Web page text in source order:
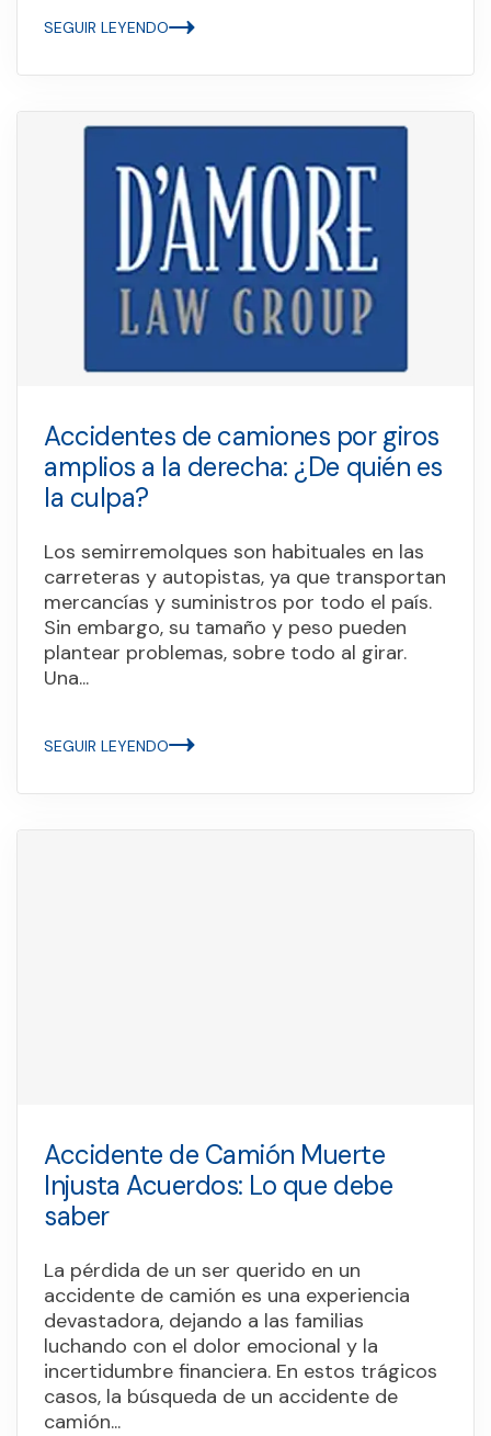
SEGUIR LEYENDO
Accidentes de camiones por giros
amplios a la derecha: ¿De quién es
la culpa?
Los semirremolques son habituales en las
carreteras y autopistas, ya que transportan
mercancías y suministros por todo el país.
Sin embargo, su tamaño y peso pueden
plantear problemas, sobre todo al girar.
Una...
SEGUIR LEYENDO
Accidente de Camión Muerte
Injusta Acuerdos: Lo que debe
saber
La pérdida de un ser querido en un
accidente de camión es una experiencia
devastadora, dejando a las familias
luchando con el dolor emocional y la
incertidumbre financiera. En estos trágicos
casos, la búsqueda de un accidente de
camión...